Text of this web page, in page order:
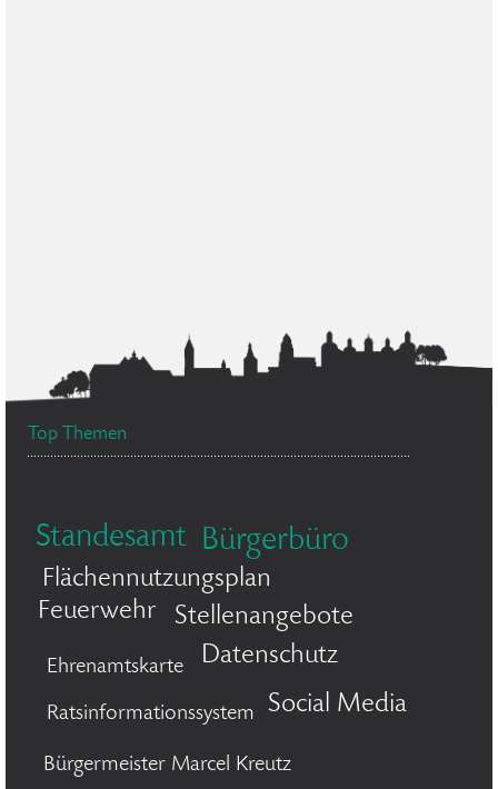
Top Themen
Standesamt Bürgerbüro
Flächennutzungsplan
Feuerwehr
Stellenangebote
Ehrenamtskarte Datenschutz
Ratsinformationssystem Social Media
Bürgermeister Marcel Kreutz